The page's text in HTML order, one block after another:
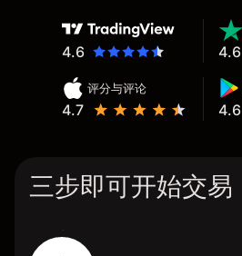
4.6
评分与评论
4.7 4.6
4.6
三步即可开始交易